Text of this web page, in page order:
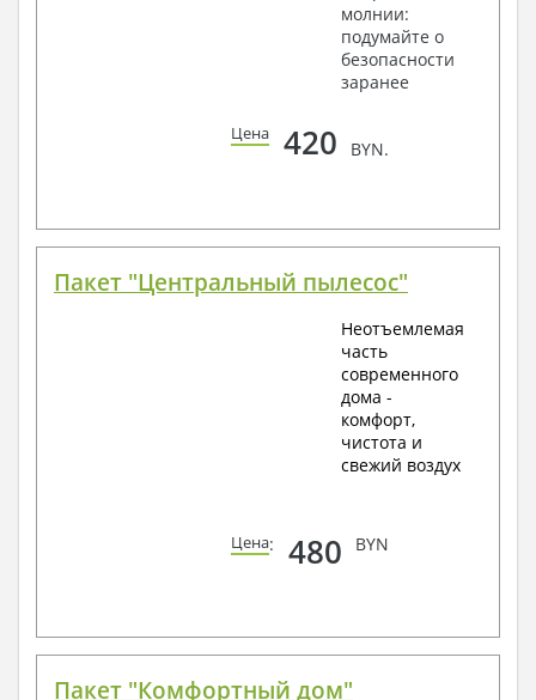
молнии:
подумайте о
безопасности
заранее
Цена 420 BYN.
Пакет "Центральный пылесос"
Неотъемлемая
часть
современного
дома -
комфорт,
чистота и
свежий воздух
Цена: 480 BYN
Пакет "Комфортный дом"